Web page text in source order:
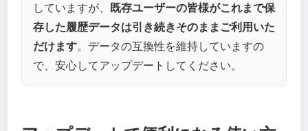
していますが、 既存ユーザーの皆様がこれまで保
存した履歴データは引き続きそのままご利用いた
だけます。データの互換性を維持していますの
で、安心してアップデートしてください。